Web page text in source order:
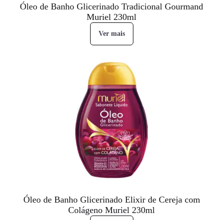
Óleo de Banho Glicerinado Tradicional Gourmand
Muriel 230ml
Ver mais
Óleo de Banho Glicerinado Elixir de Cereja com
Colágeno Muriel 230ml